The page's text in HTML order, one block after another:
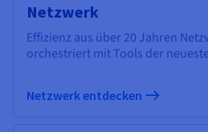
Netzwerk
Effizienz aus über 20 Jahren
orchestriert mit Tools der
Netzwerk entdecken